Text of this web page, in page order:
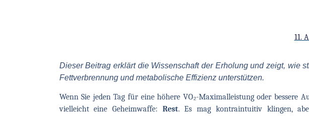
11.
Dieser Beitrag erklärt die Wissenschaft der Erholung und zeigt, wie
Fettverbrennung und metabolische Effizienz unterstützen.
Wenn Sie jeden Tag für eine höhere VO₂-Maximalleistung oder bessere
vielleicht eine Geheimwaffe: Rest. Es mag kontraintuitiv klingen,